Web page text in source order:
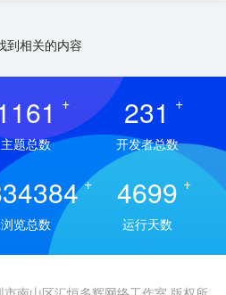
到相关的内容
+
主题总数
231 +
开发者总数
+
浏览总数
4699 +
运行天数